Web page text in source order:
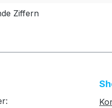
Ziffern